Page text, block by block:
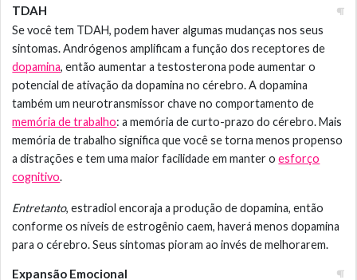
TDAH
Se você tem TDAH, podem haver algumas mudanças nos seus
sintomas. Andrógenos amplificam a função dos receptores de
dopamina, então aumentar a testosterona pode aumentar o
potencial de ativação da dopamina no cérebro. A dopamina
também um neurotransmissor chave no comportamento de
memória de trabalho: a memória de curto-prazo do cérebro. Mais
memória de trabalho significa que você se torna menos propenso
a distrações e tem uma maior facilidade em manter oesforço
cognitivo.
Entretanto, estradiol encoraja a produção de dopamina, então
conforme os níveis de estrogênio caem, haverá menos dopamina
para o cérebro. Seus sintomas pioram ao invés de melhorarem.
Expansão Emocional